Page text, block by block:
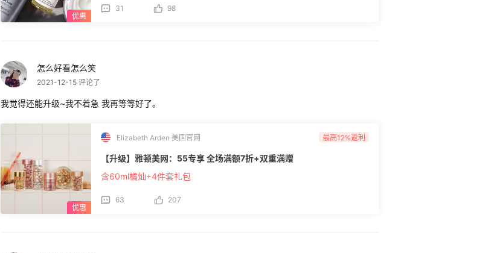
31 98
怎么好看怎么笑
2021-12-15 评论了
我觉得还能升级~我不着急 我再等等好了。
Elizabeth Arden 美国官网 最高12%返利
【升级】雅顿美网：55专享 全场满额7折+双重满赠
含60ml橘灿+4件套礼包
63 207